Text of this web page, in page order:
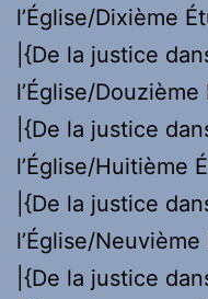
l’Église/Dixième
|{De la justice
l’Église/Douzième
|{De la justice
l’Église/Huitième
|{De la justice
l’Église/Neuvième
|{De la justice